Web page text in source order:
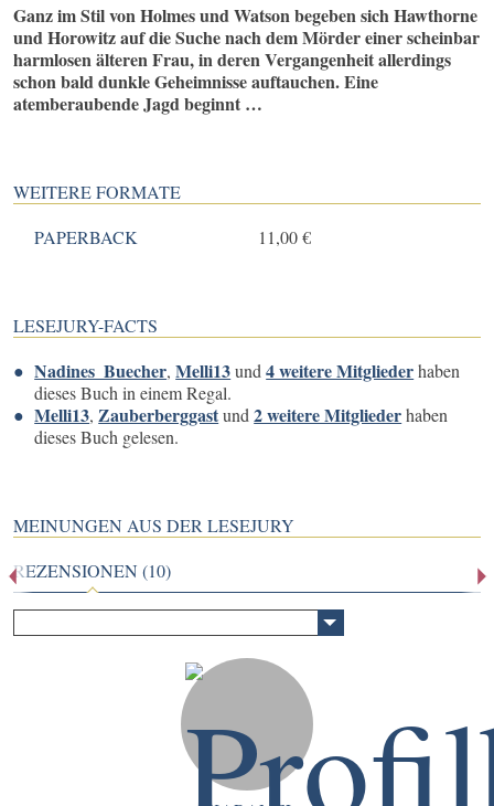
Ganz im Stil von Holmes und Watson begeben sich Hawthorne
und Horowitz auf die Suche nach dem Mörder einer scheinbar
harmlosen älteren Frau, in deren Vergangenheit allerdings
schon bald dunkle Geheimnisse auftauchen. Eine
atemberaubende Jagd beginnt …
WEITERE FORMATE
PAPERBACK
11,00 €
LESEJURY-FACTS
Nadines_Buecher,Melli13und4 weitere Mitgliederhaben
dieses Buch in einem Regal.
Melli13,Zauberberggastund2 weitere Mitgliederhaben
dieses Buch gelesen.
MEINUNGEN AUS DER LESEJURY
REZENSIONEN (10)